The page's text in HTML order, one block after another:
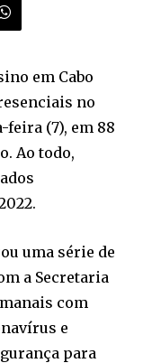
em Cabo
no
feira (7), em 88
Ao todo,
uma série de
a Secretaria
com
e
para